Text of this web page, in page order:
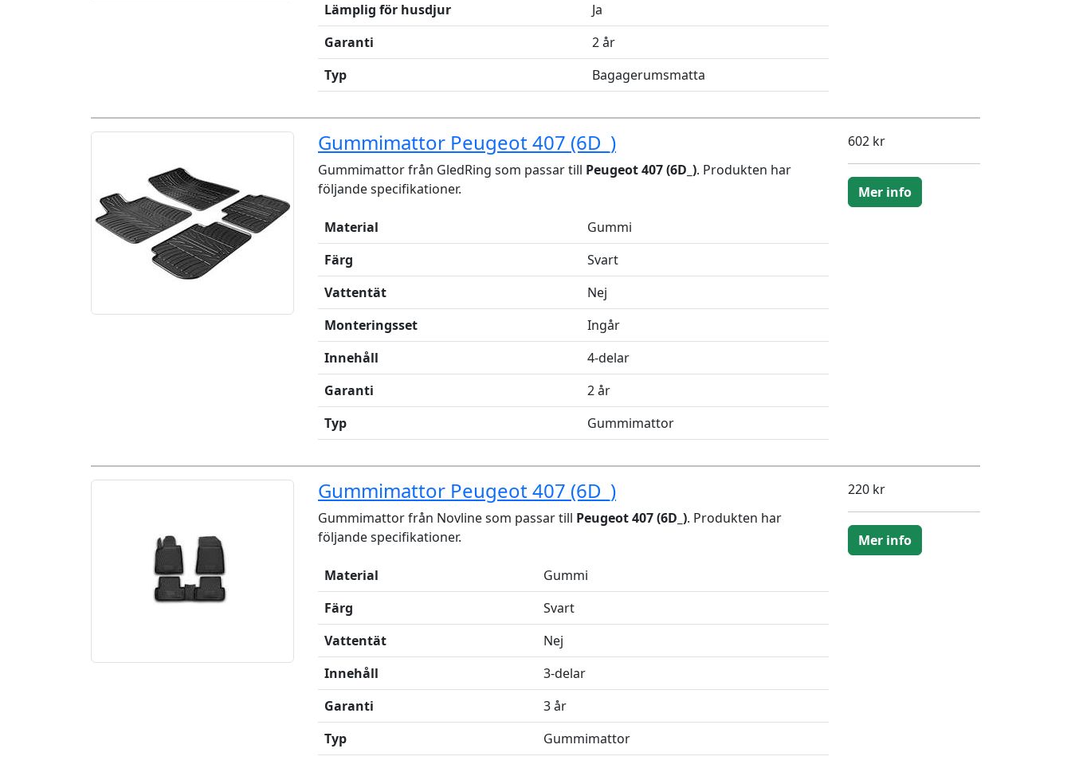
Lämplig för husdjur
Ja
Garanti
2 år
Typ
Bagagerumsmatta
Gummimattor Peugeot 407 (6D_)
Gummimattor från GledRing som passar till Peugeot 407 (6D_). Produkten har
följande specifikationer.
Material
Gummi
Färg
Svart
Vattentät
Nej
Monteringsset
Ingår
Innehåll
4-delar
Garanti
2 år
Typ
Gummimattor
602 kr
Mer info
Gummimattor Peugeot 407 (6D_)
Gummimattor från Novline som passar till Peugeot 407 (6D_). Produkten har
följande specifikationer.
Material
Gummi
Färg
Svart
Vattentät
Nej
Innehåll
3-delar
Garanti
3 år
Typ
Gummimattor
220 kr
Mer info